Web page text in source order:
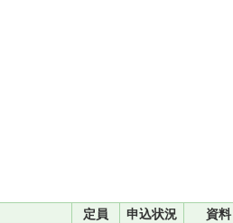
定員 申込状況
資料